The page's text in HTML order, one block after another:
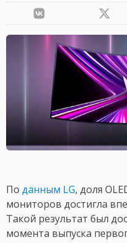
По данным LG, доля
мониторов достигла
Такой результат был
момента выпуска